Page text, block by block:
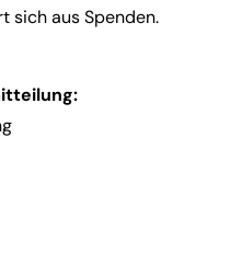
sich aus Spenden.